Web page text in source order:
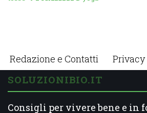
Redazione e Contatti
SOLUZIONIBIO.IT
Consigli per vivere bene e in